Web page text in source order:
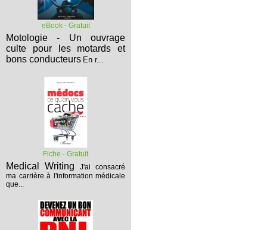
eBook - Gratuit
Motologie - Un ouvrage
culte pour les motards et
bons conducteurs En r...
Fiche - Gratuit
Medical Writing
J'ai consacré
ma carrière à l'information médicale
que...